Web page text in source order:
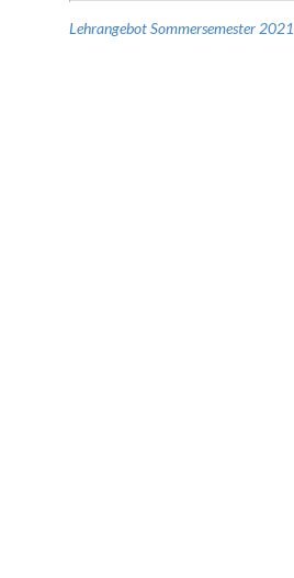
Lehrangebot Sommersemester 2021